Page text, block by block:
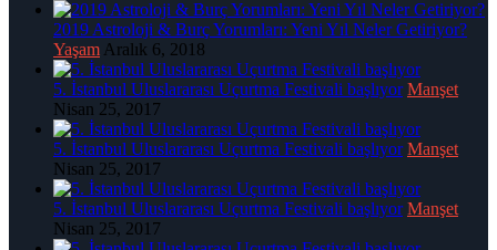
2019 Astroloji & Burç Yorumları: Yeni Yıl Neler Getiriyor?
Yaşam Aralık 6, 2018
5. İstanbul Uluslararası Uçurtma Festivali başlıyor Manşet
Nisan 25, 2017
5. İstanbul Uluslararası Uçurtma Festivali başlıyor Manşet
Nisan 25, 2017
5. İstanbul Uluslararası Uçurtma Festivali başlıyor Manşet
Nisan 25, 2017